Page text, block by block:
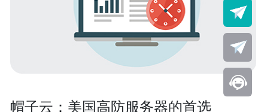
帽子云：美国高防服务器的首选